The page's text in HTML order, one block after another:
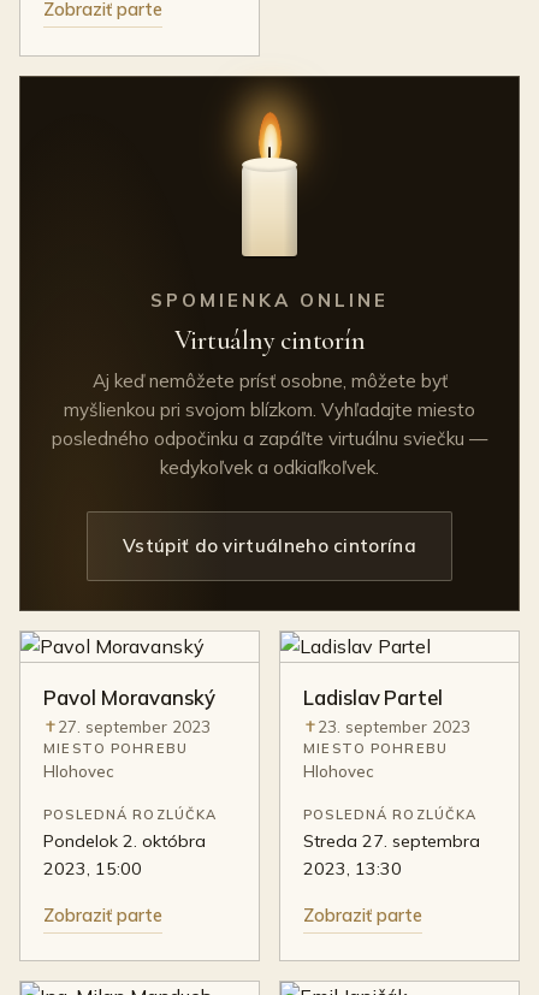
Zobraziť parte
SPOMIENKA ONLINE
Virtuálny cintorín
Aj keď nemôžete prísť osobne, môžete byť
myšlienkou pri svojom blízkom. Vyhľadajte miesto
posledného odpočinku a zapáľte virtuálnu sviečku —
kedykoľvek a odkiaľkoľvek.
Vstúpiť do virtuálneho cintorína
Pavol Moravanský
Úmrtie:
27. september 2023
MIESTO POHREBU
Hlohovec
POSLEDNÁ ROZLÚČKA
pondelok 2. októbra
2023, 15:00
Zobraziť parte
Ladislav Partel
Úmrtie:
23. september 2023
MIESTO POHREBU
Hlohovec
POSLEDNÁ ROZLÚČKA
streda 27. septembra
2023, 13:30
Zobraziť parte